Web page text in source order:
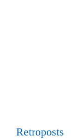
Retroposts